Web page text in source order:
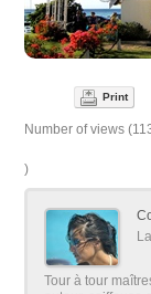
Print
Number of views
)
Tour à tour